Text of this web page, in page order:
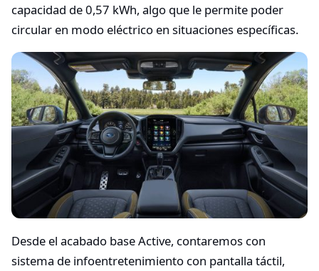
capacidad de 0,57 kWh, algo que le permite poder
circular en modo eléctrico en situaciones específicas.
Desde el acabado base Active, contaremos con
sistema de infoentretenimiento con pantalla táctil,